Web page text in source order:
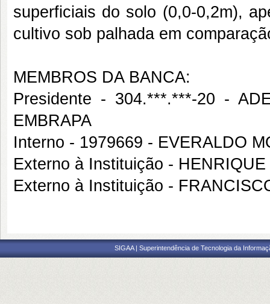
superficiais do solo (0,0-0,2m),
cultivo sob palhada em
MEMBROS DA BANCA:
Presidente - 304.***.***-20 -
EMBRAPA
Interno - 1979669 - EVERALDO
Externo à Instituição -
Externo à Instituição -
SIGAA | Superintendência de Tecnologia da